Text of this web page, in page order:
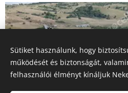
Sütiket használunk, hogy
működését és biztonságát,
felhasználói élményt kínáljuk